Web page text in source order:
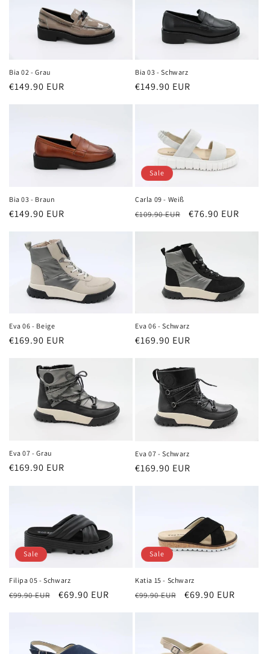
Bia 02 - Grau
Normaler
Preis
€149.90 EUR
Bia 03 - Schwarz
Normaler
€149.90 EUR
Bia 03 - Braun
Normaler
€149.90 EUR
Sale
Carla 09 - Weiß
Normaler
€109.90 EUR Verkaufspreis
€76.90 EUR
Eva 06 - Beige
Normaler
€169.90 EUR
Eva 06 - Schwarz
Normaler
€169.90 EUR
Eva 07 - Grau
Normaler
€169.90 EUR
Eva 07 - Schwarz
Normaler
€169.90 EUR
Sale
Filipa 05 - Schwarz
Normaler
€99.90 EUR Verkaufspreis
€69.90 EUR
Sale
Katia 15 - Schwarz
Normaler
€99.90 EUR Verkaufspreis
€69.90 EUR